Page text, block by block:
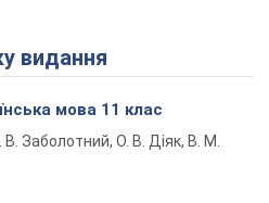
Play Video
видання
мова 11 клас
В. Заболотний, О. В. Діяк, В. М.